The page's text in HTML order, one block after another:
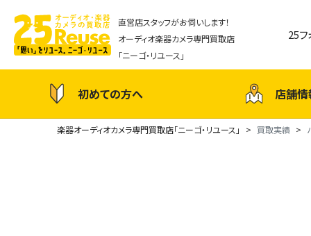
直営店スタッフがお伺いします！
オーディオ楽器カメラ専門買取店
「ニーゴ・リユース」
25フ
初めての方へ 店舗
楽器オーディオカメラ専門買取店「ニーゴ・リユース」 買取実績